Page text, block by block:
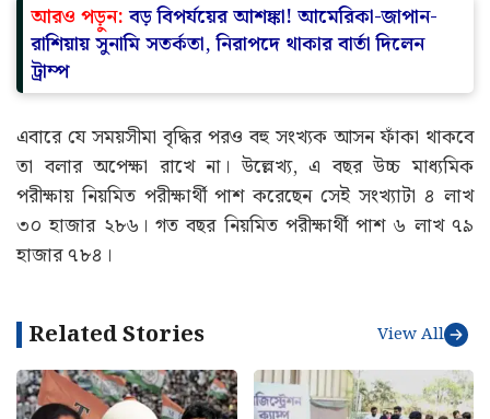
আরও পড়ুন:বড় বিপর্যয়ের আশঙ্কা! আমেরিকা-জাপান-
রাশিয়ায় সুনামি সতর্কতা, নিরাপদে থাকার বার্তা দিলেন
ট্রাম্প
এবারে যে সময়সীমা বৃদ্ধির পরও বহু সংখ্যক আসন ফাঁকা থাকবে
তা বলার অপেক্ষা রাখে না। উল্লেখ্য, এ বছর উচ্চ মাধ্যমিক
পরীক্ষায় নিয়মিত পরীক্ষার্থী পাশ করেছেন সেই সংখ্যাটা ৪ লাখ
৩০ হাজার ২৮৬। গত বছর নিয়মিত পরীক্ষার্থী পাশ ৬ লাখ ৭৯
হাজার ৭৮৪।
Related Stories View All